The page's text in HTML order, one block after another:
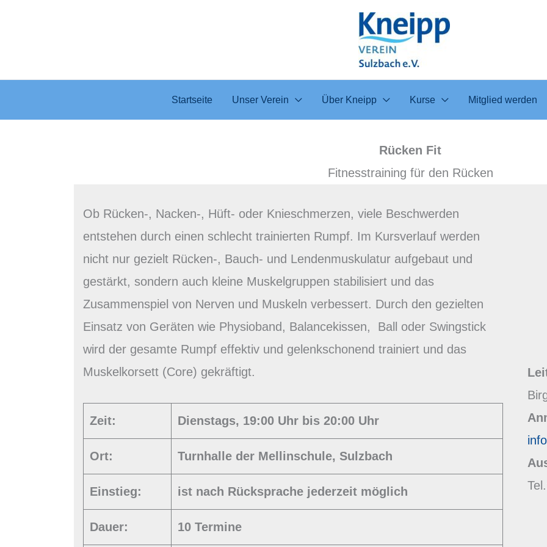
Startseite Unser Verein Über Kneipp Kurse Mitglied werden
Rücken Fit
Fitnesstraining für den Rücken
Ob Rücken-, Nacken-, Hüft- oder Knieschmerzen, viele Beschwerden
entstehen durch einen schlecht trainierten Rumpf. Im Kursverlauf werden
nicht nur gezielt Rücken-, Bauch- und Lendenmuskulatur aufgebaut und
gestärkt, sondern auch kleine Muskelgruppen stabilisiert und das
Zusammenspiel von Nerven und Muskeln verbessert. Durch den gezielten
Einsatz von Geräten wie Physioband, Balancekissen, Ball oder Swingstick
wird der gesamte Rumpf effektiv und gelenkschonend trainiert und das
Muskelkorsett (Core) gekräftigt.
Zeit: Dienstags, 19:00 Uhr bis 20:00 Uhr
Ort: Turnhalle der Mellinschule, Sulzbach
Einstieg: ist nach Rücksprache jederzeit möglich
Dauer: 10 Termine